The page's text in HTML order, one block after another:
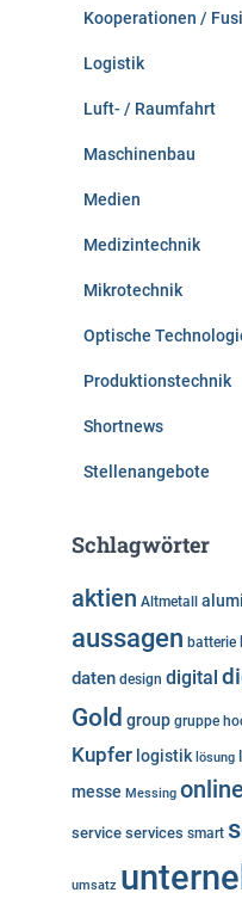
Kooperationen /
Logistik
Luft- / Raumfahrt
Maschinenbau
Medien
Medizintechnik
Mikrotechnik
Optische
Produktionstechnik
Shortnews
Stellenangebote
Schlagwörter
aktien Altmetall
aussagen batterie
daten design digital
Gold group gruppe
Kupfer logistik lösung
messe Messing online
service services smart
umsatz